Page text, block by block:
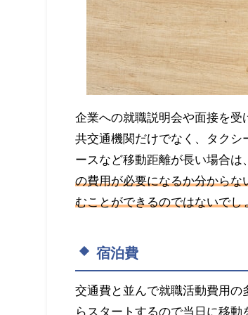
企業への就職説明会や面接を
共交通機関だけでなく、タク
ースなど移動距離が長い場合は
の費用が必要になるか分から
むことができるのではないでし
宿泊費
交通費と並んで就職活動費用
らスタートするので当日に移